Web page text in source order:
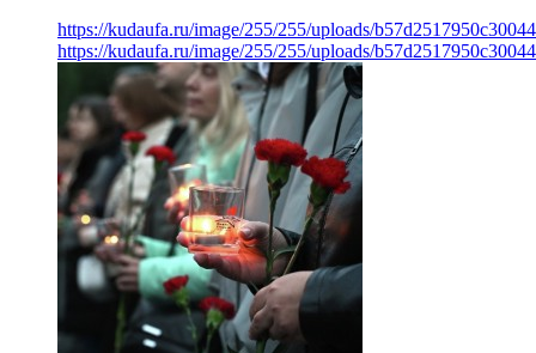
https://kudaufa.ru/image/255/255/uploads/
https://kudaufa.ru/image/255/255/uploads/